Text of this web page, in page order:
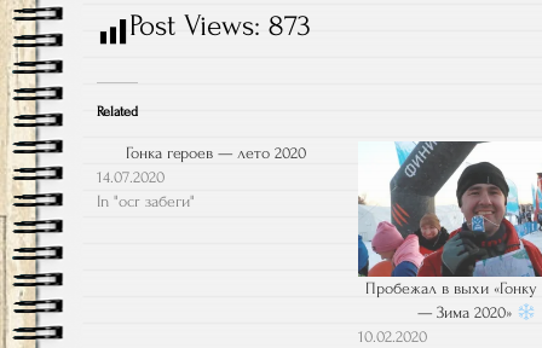
Post Views: 873
Related
Гонка героев — лето 2020
14.07.2020
In "ocr забеги"
Пробежал в выхи «Гонку
— Зима 2020»
10.02.2020